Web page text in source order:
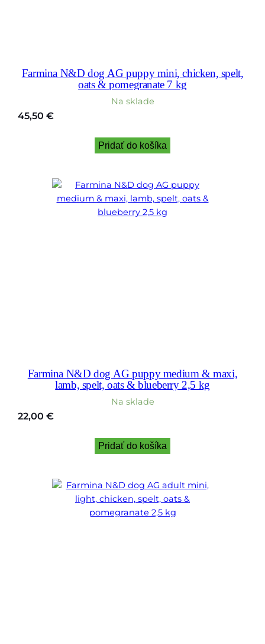
Farmina N&D dog AG puppy mini, chicken, spelt,
oats & pomegranate 7 kg
Na sklade
45,50 €
Pridať do košíka
Farmina N&D dog AG puppy medium & maxi,
lamb, spelt, oats & blueberry 2,5 kg
Na sklade
22,00 €
Pridať do košíka